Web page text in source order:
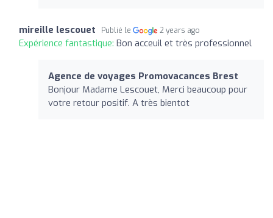
mireille lescouet Publié le 2 years ago
Expérience fantastique: Bon acceuil et très professionnel
Agence de voyages Promovacances Brest
Bonjour Madame Lescouet, Merci beaucoup pour
votre retour positif. A très bientot